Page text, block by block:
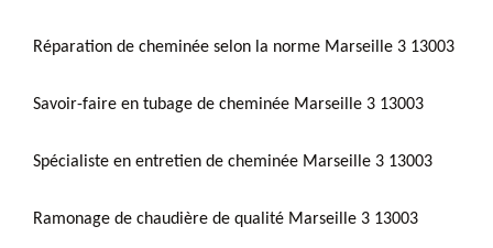
Réparation de cheminée selon la norme Marseille 3 13003
Savoir-faire en tubage de cheminée Marseille 3 13003
Spécialiste en entretien de cheminée Marseille 3 13003
Ramonage de chaudière de qualité Marseille 3 13003